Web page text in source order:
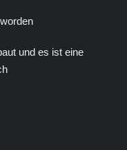
und es ist eine